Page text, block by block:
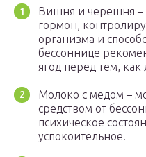
Вишня и черешня –
гормон,
организма и
бессоннице
ягод перед тем, как
Молоко с медом –
средством от
психическое
успокоительное.